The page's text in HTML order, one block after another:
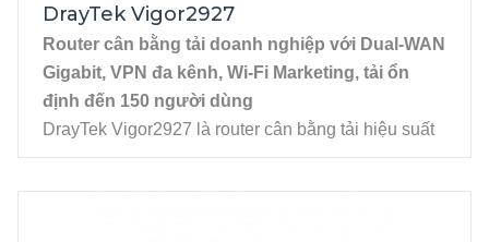
DrayTek Vigor2927
Router cân bằng tải doanh nghiệp với Dual-WAN
Gigabit, VPN đa kênh, Wi-Fi Marketing, tải ổn
định đến 150 người dùng
DrayTek Vigor2927 là router cân bằng tải hiệu suất